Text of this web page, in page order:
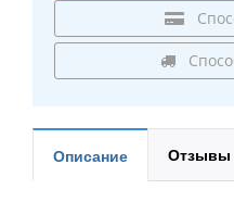
Описание Отзывы